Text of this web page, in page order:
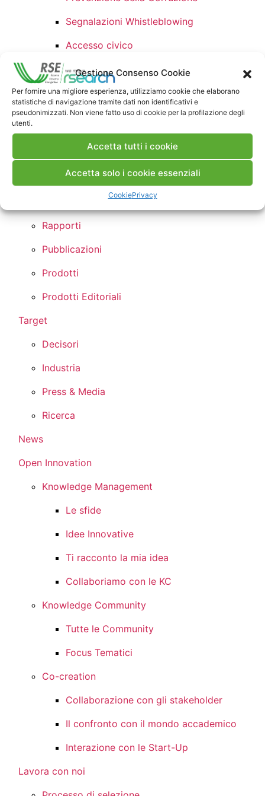
Gestione Consenso Cookie
Per fornire una migliore esperienza, utilizziamo cookie che elaborano
statistiche di navigazione tramite dati non identificativi e
pseudonimizzati. Non viene fatto uso di cookie per la profilazione degli
utenti.
Accetta tutti i cookie
Accetta solo i cookie essenziali
CookiePrivacy
Segnalazioni Whistleblowing
Accesso civico
Accessibilità e Catalogo di
dati metadati e banche dati
Dati Ulteriori
Attività
Laboratori
Rapporti
Pubblicazioni
Prodotti
Prodotti Editoriali
Target
Decisori
Industria
Press & Media
Ricerca
News
Open Innovation
Knowledge Management
Le sfide
Idee Innovative
Ti racconto la mia idea
Collaboriamo con le KC
Knowledge Community
Tutte le Community
Focus Tematici
Co-creation
Collaborazione con gli stakeholder
Il confronto con il mondo accademico
Interazione con le Start-Up
Lavora con noi